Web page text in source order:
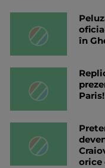
în
Paris!
orice